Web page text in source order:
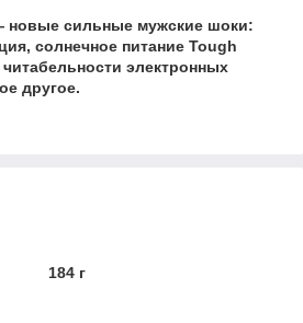
новые сильные мужские шоки:
солнечное питание Tough
электронных
другое.
184 г